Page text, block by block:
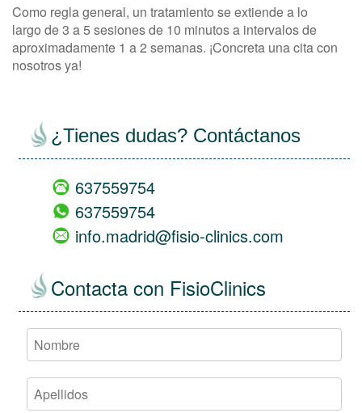
Como regla general, un tratamiento se extiende a lo
largo de 3 a 5 sesiones de 10 minutos a intervalos de
aproximadamente 1 a 2 semanas. ¡Concreta una cita con
nosotros ya!
¿Tienes dudas? Contáctanos
637559754
637559754
info.madrid@fisio-clinics.com
Contacta con FisioClinics